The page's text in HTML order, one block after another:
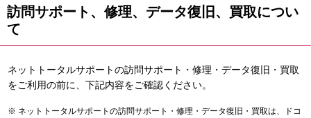
訪問サポート、修理、データ復旧、買取につい
て
ネットトータルサポートの訪問サポート・修理・データ復旧・買取
をご利用の前に、下記内容をご確認ください。
ネットトータルサポートの訪問サポート・修理・データ復旧・買取は、ドコ